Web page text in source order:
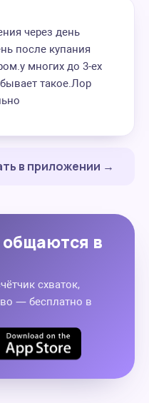
через день
после купания
многих до 3-ех
такое.Лор
в приложении →
в
схваток,
— бесплатно в